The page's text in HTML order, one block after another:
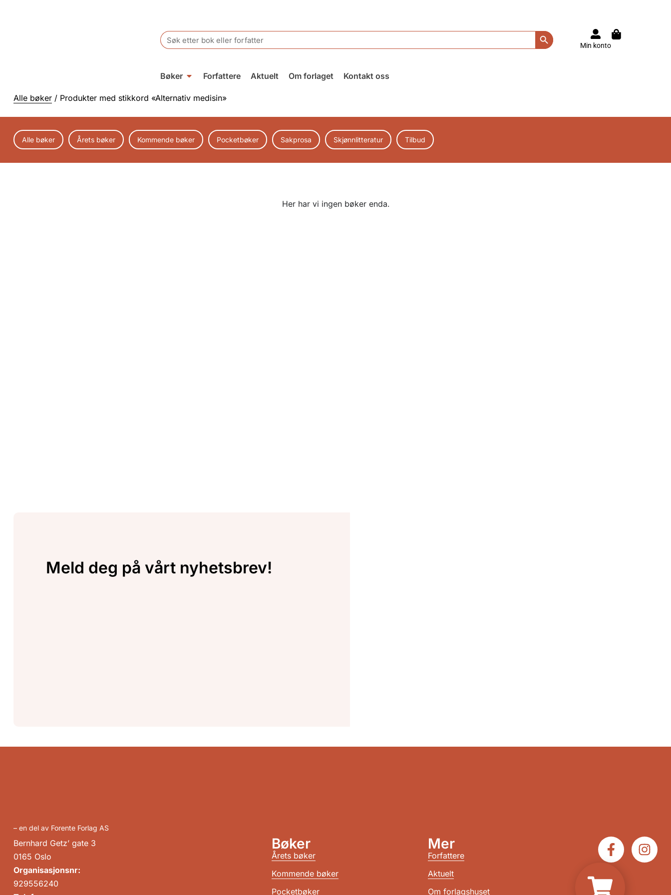
Search
for:
Search Button
Min konto
Bøker Forfattere Aktuelt Om forlaget Kontakt oss
Alle bøker / Produkter med stikkord «Alternativ medisin»
Alle bøker Årets bøker Kommende bøker Pocketbøker Sakprosa Skjønnlitteratur Tilbud
Her har vi ingen bøker enda.
Meld deg på vårt nyhetsbrev!
– en del av Forente Forlag AS
Bernhard Getz’ gate 3
0165 Oslo
Organisasjonsnr:
929556240
Bøker
Årets bøker
Kommende bøker
Pocketbøker
Mer
Forfattere
Aktuelt
Om forlagshuset